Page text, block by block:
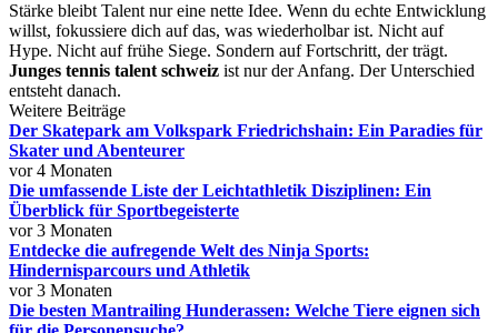
Stärke bleibt Talent nur eine nette Idee. Wenn du echte Entwicklung
willst, fokussiere dich auf das, was wiederholbar ist. Nicht auf
Hype. Nicht auf frühe Siege. Sondern auf Fortschritt, der trägt.
Junges tennis talent schweiz ist nur der Anfang. Der Unterschied
entsteht danach.
Weitere Beiträge
Der Skatepark am Volkspark Friedrichshain: Ein Paradies für
Skater und Abenteurer
vor 4 Monaten
Die umfassende Liste der Leichtathletik Disziplinen: Ein
Überblick für Sportbegeisterte
vor 3 Monaten
Entdecke die aufregende Welt des Ninja Sports:
Hindernisparcours und Athletik
vor 3 Monaten
Die besten Mantrailing Hunderassen: Welche Tiere eignen sich